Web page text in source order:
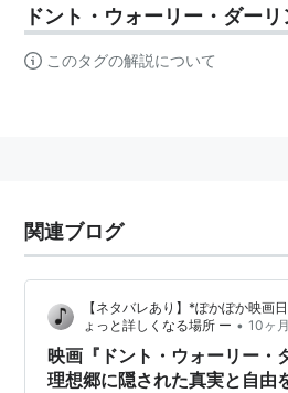
ドント・ウォーリー・ダーリ
このタグの解説について
関連ブログ
【ネタバレあり】*ぽかぽか映画
ょっと詳しくなる場所 ー • 10ヶ
映画『ドント・ウォーリー・
理想郷に隠された真実と自由